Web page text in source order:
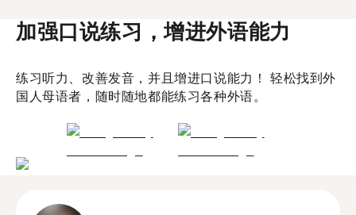
加强口说练习，增进外语能力
练习听力、改善发音，并且增进口说能力！ 轻松找到外
国人母语者，随时随地都能练习各种外语。